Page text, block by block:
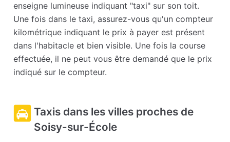
enseigne lumineuse indiquant "taxi" sur son toit.
Une fois dans le taxi, assurez-vous qu'un compteur
kilométrique indiquant le prix à payer est présent
dans l'habitacle et bien visible. Une fois la course
effectuée, il ne peut vous être demandé que le prix
indiqué sur le compteur.
Taxis dans les villes proches de
Soisy-sur-École